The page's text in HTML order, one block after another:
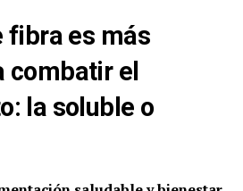
fibra es más
combatir el
la soluble o